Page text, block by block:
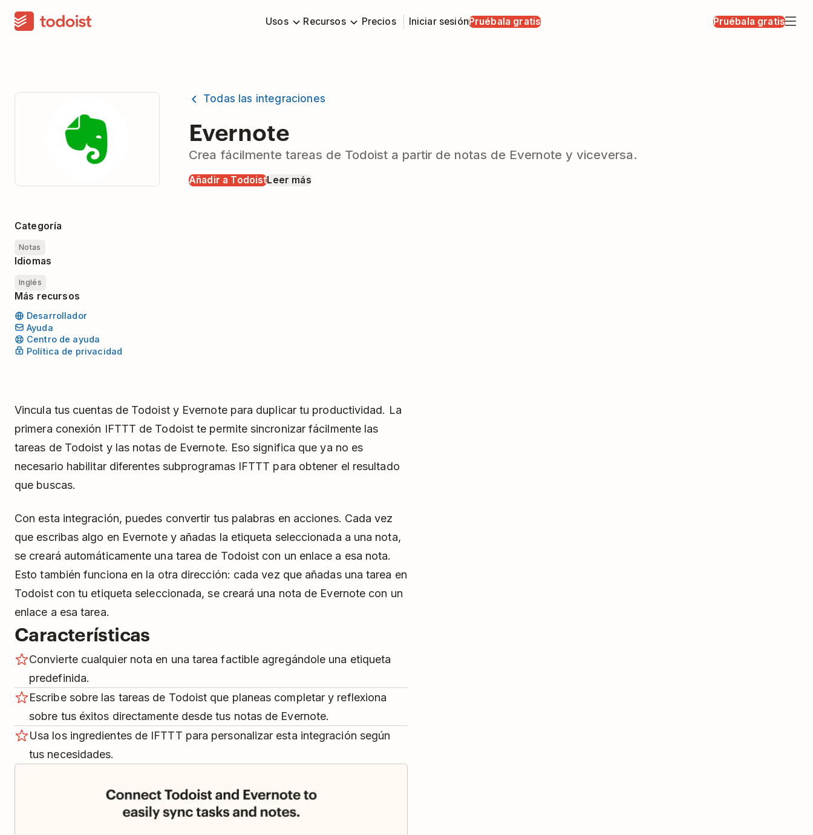
Usos Recursos Precios Iniciar sesiónPruébala gratis Pruébala gratis
Todas las integraciones
Evernote
Crea fácilmente tareas de Todoist a partir de notas de Evernote y viceversa.
Añadir a TodoistLeer más
Categoría
Notas
Idiomas
Inglés
Más recursos
Desarrollador
Ayuda
Centro de ayuda
Política de privacidad
Vincula tus cuentas de Todoist y Evernote para duplicar tu productividad. La
primera conexión IFTTT de Todoist te permite sincronizar fácilmente las
tareas de Todoist y las notas de Evernote. Eso significa que ya no es
necesario habilitar diferentes subprogramas IFTTT para obtener el resultado
que buscas.
Con esta integración, puedes convertir tus palabras en acciones. Cada vez
que escribas algo en Evernote y añadas la etiqueta seleccionada a una nota,
se creará automáticamente una tarea de Todoist con un enlace a esa nota.
Esto también funciona en la otra dirección: cada vez que añadas una tarea en
Todoist con tu etiqueta seleccionada, se creará una nota de Evernote con un
enlace a esa tarea.
Características
Convierte cualquier nota en una tarea factible agregándole una etiqueta
predefinida.
Escribe sobre las tareas de Todoist que planeas completar y reflexiona
sobre tus éxitos directamente desde tus notas de Evernote.
Usa los ingredientes de IFTTT para personalizar esta integración según
tus necesidades.